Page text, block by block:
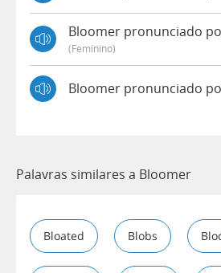
Bloomer pronunciado
(feminino)
Bloomer pronunciado
Palavras similares a Bloomer
Bloated Blobs